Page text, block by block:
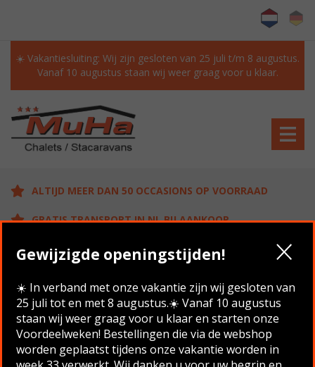
☀️ Vakantiesluiting: Wij zijn gesloten van 25 juli t/m 8 augustus.
Vanaf 10 augustus staan wij weer graag voor u klaar.
ALTIJD MEER DAN 50 OCCASIONS OP VOORRAAD
GRATIS TRANSPORT IN NL BIJ AANKOOP
KLANTEN BEOORDELEN ONS MET EEN 9.6/10
Home/ Aanbod
Terug naar overzicht
Gewijzigde openingstijden!
☀️ In verband met onze vakantie zijn wij gesloten van
25 juli tot en met 8 augustus.☀️ Vanaf 10 augustus
staan wij weer graag voor u klaar en starten onze
Voordeelweken! Bestellingen die via de webshop
worden geplaatst tijdens onze vakantie worden in